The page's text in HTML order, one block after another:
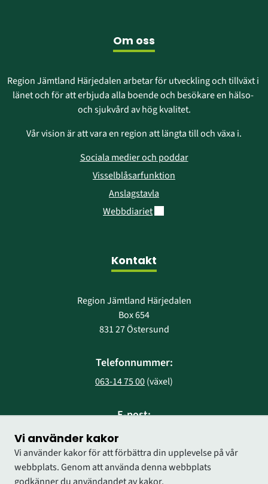
Vi använder kakor
Vi använder kakor för att förbättra din upplevelse på vår
webbplats. Genom att använda denna webbplats
Om oss
Region Jämtland Härjedalen arbetar för utveckling och tillväxt i
länet och för att erbjuda alla boende och besökare en hälso-
och sjukvård av hög kvalitet.
Vår vision är att vara en region att längta till och växa i.
Sociala medier och poddar
Visselblåsarfunktion
Anslagstavla
WebbdiarietLänk till annan webbplats.
Kontakt
Region Jämtland Härjedalen
Box 654
831 27 Östersund
Telefonnummer:
063-14 75 00 (växel)
E-post:
region@regionjh.se